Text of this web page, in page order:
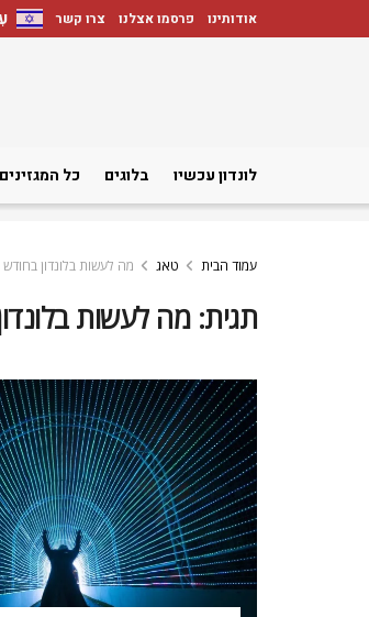
אודותינו פרסמו אצלנו צרו קשר
לונדון עכשיו בלוגים כל המגזינים
עמוד הבית טאג מה לעשות בלונדון בחודש
תגית:מה לעשות